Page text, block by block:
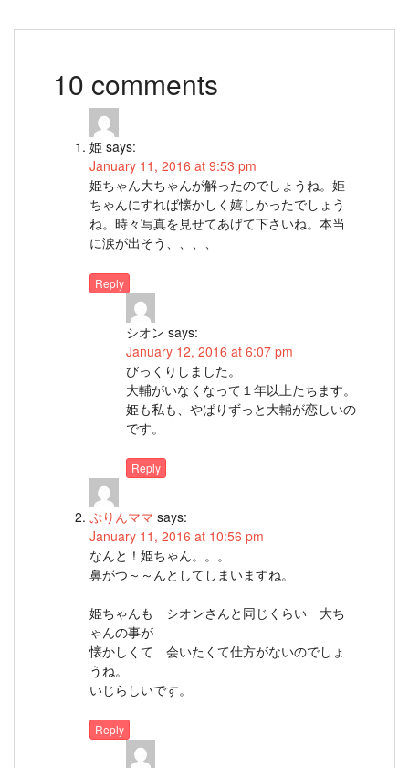
10 comments
姫 says:
January 11, 2016 at 9:53 pm
姫ちゃん大ちゃんが解ったのでしょうね。姫
ちゃんにすれば懐かしく嬉しかったでしょう
ね。時々写真を見せてあげて下さいね。本当
に涙が出そう、、、、
Reply
シオン says:
January 12, 2016 at 6:07 pm
びっくりしました。
大輔がいなくなって１年以上たちます。
姫も私も、やぱりずっと大輔が恋しいの
です。
Reply
ぷりんママ says:
January 11, 2016 at 10:56 pm
なんと！姫ちゃん。。。
鼻がつ～～んとしてしまいますね。
姫ちゃんも シオンさんと同じくらい 大ち
ゃんの事が
懐かしくて 会いたくて仕方がないのでしょ
うね。
いじらしいです。
Reply